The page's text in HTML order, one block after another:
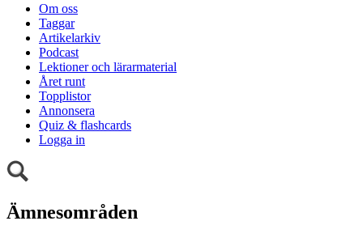
Om oss
Taggar
Artikelarkiv
Podcast
Lektioner och lärarmaterial
Året runt
Topplistor
Annonsera
Quiz & flashcards
Logga in
Ämnesområden